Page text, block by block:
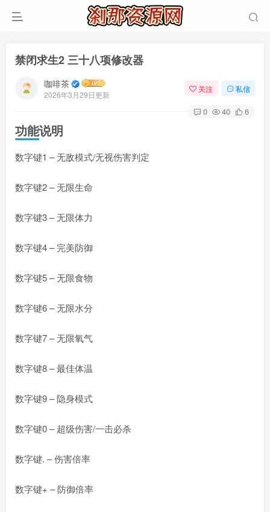
禁闭求生2 三十八项修改器
咖啡茶
2026年3月29日更新
关注 私信
0 40 6
功能说明
数字键1 – 无敌模式/无视伤害判定
数字键2 – 无限生命
数字键3 – 无限体力
数字键4 – 完美防御
数字键5 – 无限食物
数字键6 – 无限水分
数字键7 – 无限氧气
数字键8 – 最佳体温
数字键9 – 隐身模式
数字键0 – 超级伤害/一击必杀
数字键. – 伤害倍率
数字键+ – 防御倍率